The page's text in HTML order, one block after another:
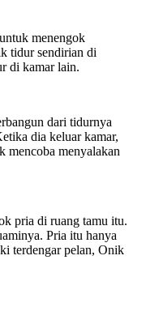
menengok
tidur sendirian di
di kamar lain.
dari tidurnya
dia keluar kamar,
mencoba menyalakan
pria di ruang tamu itu.
Pria itu hanya
terdengar pelan, Onik